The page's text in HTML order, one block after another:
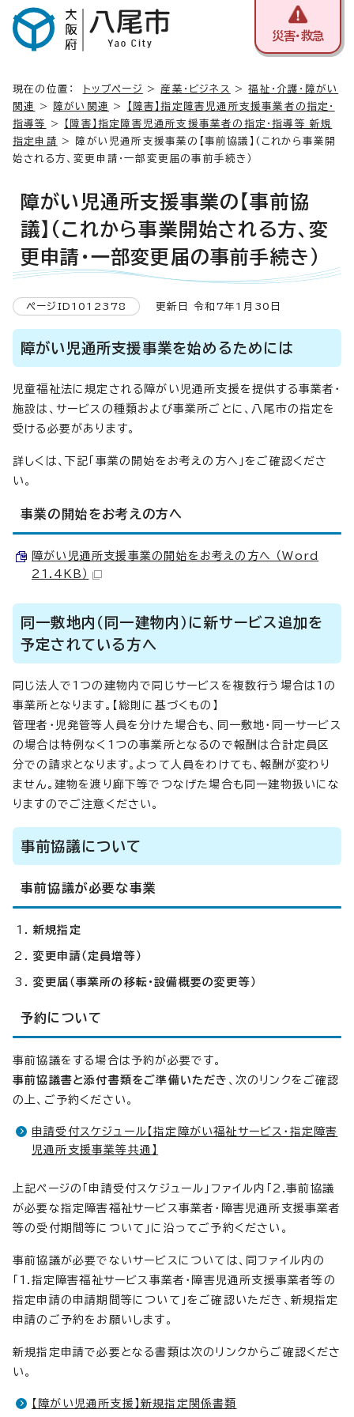
災害・救急
現在の位置： トップページ > 産業・ビジネス >福祉・介護・障がい
関連
> 障がい関連 >
【障害】指定障害児通所支援事業者の指定・
指導等
>
【障害】指定障害児通所支援事業者の指定・指導等 新規
指定申請
> 障がい児通所支援事業の【事前協議】(これから事業開
始される方、変更申請・一部変更届の事前手続き）
障がい児通所支援事業の【事前協
議】(これから事業開始される方、変
更申請・一部変更届の事前手続き）
ページID1012378 更新日 令和7年1月30日
障がい児通所支援事業を始めるためには
児童福祉法に規定される障がい児通所支援を提供する事業者・
施設は、サービスの種類および事業所ごとに、八尾市の指定を
受ける必要があります。
詳しくは、下記「事業の開始をお考えの方へ」をご確認くださ
い。
事業の開始をお考えの方へ
障がい児通所支援事業の開始をお考えの方へ （Word
21.4KB）
同一敷地内（同一建物内）に新サービス追加を
予定されている方へ
同じ法人で1つの建物内で同じサービスを複数行う場合は1の
事業所となります。【総則に基づくもの】
管理者・児発管等人員を分けた場合も、同一敷地・同一サービス
の場合は特例なく1つの事業所となるので報酬は合計定員区
分での請求となります。よって人員をわけても、報酬が変わり
ません。建物を渡り廊下等でつなげた場合も同一建物扱いにな
りますのでご注意ください。
事前協議について
事前協議が必要な事業
新規指定
変更申請（定員増等）
変更届（事業所の移転・設備概要の変更等）
予約について
事前協議をする場合は予約が必要です。
事前協議書と添付書類をご準備いただき 、次のリンクをご確認
の上、ご予約ください。
申請受付スケジュール【指定障がい福祉サービス・指定障害
児通所支援事業等共通】
上記ページの「申請受付スケジュール」ファイル内「2.事前協議
が必要な指定障害福祉サービス事業者・障害児通所支援事業者
等の受付期間等について」に沿ってご予約ください。
事前協議が必要でないサービスについては、同ファイル内の
「1.指定障害福祉サービス事業者・障害児通所支援事業者等の
指定申請の申請期間等について」をご確認いただき、新規指定
申請のご予約をお願いします。
新規指定申請で必要となる書類は次のリンクからご確認くださ
い。
【障がい児通所支援】新規指定関係書類